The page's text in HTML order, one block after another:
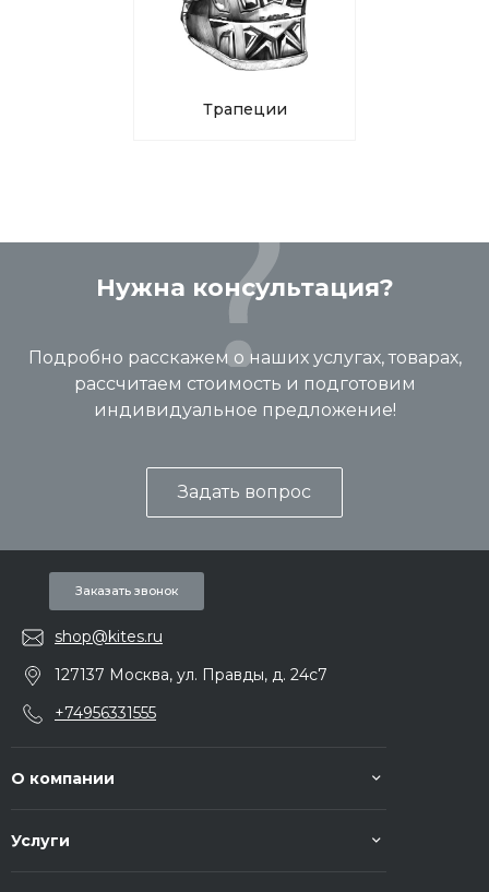
Трапеции
Нужна консультация?
Подробно расскажем о наших услугах, товарах,
рассчитаем стоимость и подготовим
индивидуальное предложение!
Задать вопрос
Заказать звонок
shop@kites.ru
127137 Москва, ул. Правды, д. 24с7
+74956331555
О компании
Услуги